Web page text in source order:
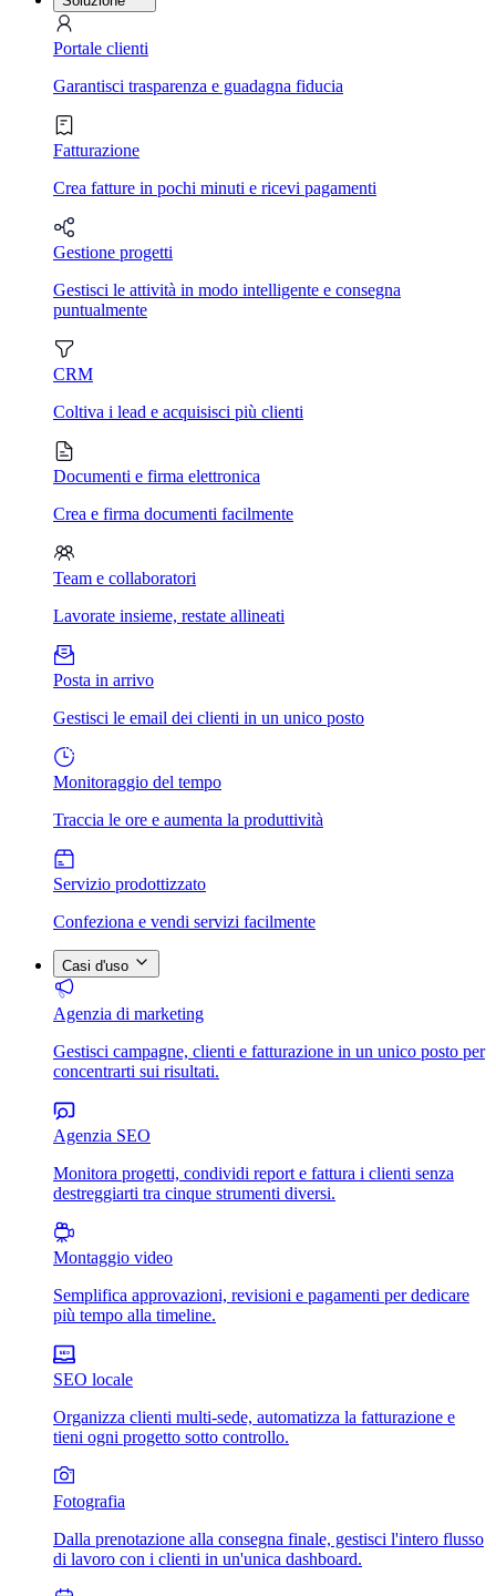
Portale clienti
Garantisci trasparenza e guadagna fiducia
Fatturazione
Crea fatture in pochi minuti e ricevi pagamenti
Gestione progetti
Gestisci le attività in modo intelligente e consegna
puntualmente
CRM
Coltiva i lead e acquisisci più clienti
Documenti e firma elettronica
Crea e firma documenti facilmente
Team e collaboratori
Lavorate insieme, restate allineati
Posta in arrivo
Gestisci le email dei clienti in un unico posto
Monitoraggio del tempo
Traccia le ore e aumenta la produttività
Servizio prodottizzato
Confeziona e vendi servizi facilmente
Casi d'uso
Agenzia di marketing
Gestisci campagne, clienti e fatturazione in un unico posto per
concentrarti sui risultati.
Agenzia SEO
Monitora progetti, condividi report e fattura i clienti senza
destreggiarti tra cinque strumenti diversi.
Montaggio video
Semplifica approvazioni, revisioni e pagamenti per dedicare
più tempo alla timeline.
SEO locale
Organizza clienti multi-sede, automatizza la fatturazione e
tieni ogni progetto sotto controllo.
Fotografia
Dalla prenotazione alla consegna finale, gestisci l'intero flusso
di lavoro con i clienti in un'unica dashboard.